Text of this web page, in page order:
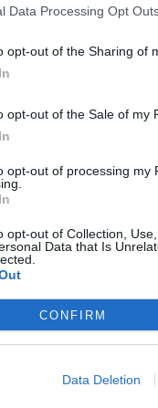
Data Processing Opt
opt-out of the Sharing of
opt-out of the Sale of my
opt-out of processing my
opt-out of Collection,
Data that Is
CONFIRM
Data Deletion
per seguire
di storia non
una
fase storica in
card(queste
genere,
informativo